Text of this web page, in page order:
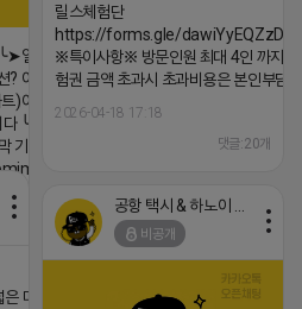
릴스체험단
https://forms.gle/
※특이사항※ 방문인원 최대 4인 까지
험권 금액 초과시 초과비용은 본인부담
2026-04-18 17:18
댓글:20개
열심히 해도 안되는
? 아니요! ╰➤모두 같은
)이번엔 다릅니다. ╰➤
다 ╰➤4월 21일(화) 저
기회
224250518436
매장과, 프
비공개